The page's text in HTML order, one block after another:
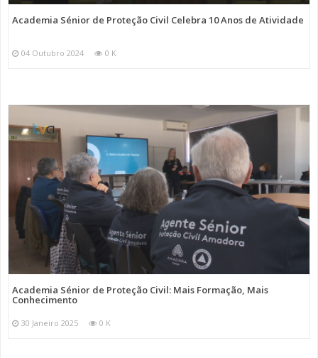
Academia Sénior de Proteção Civil Celebra 10 Anos de Atividade
04 Outubro 2024 0 K
Academia Sénior de Proteção Civil: Mais Formação, Mais
Conhecimento
30 Janeiro 2025 0 K